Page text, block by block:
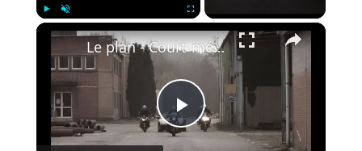
×
Play
Le plan - Court-métrage